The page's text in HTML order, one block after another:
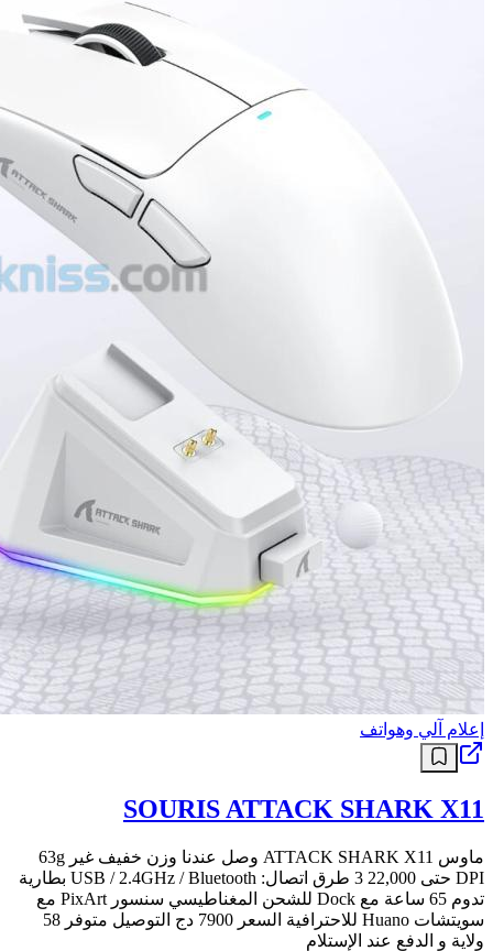
إعلام آلي وهواتف
SOURIS ATTACK SHARK X11
ماوس ATTACK SHARK X11 وصل عندنا وزن خفيف غير 63g
DPI حتى 22,000 3 طرق اتصال: USB / 2.4GHz / Bluetooth بطارية
تدوم 65 ساعة مع Dock للشحن المغناطيسي سنسور PixArt مع
سويتشات Huano للاحترافية السعر 7900 دج التوصيل متوفر 58
ولاية و الدفع عند الإستلام